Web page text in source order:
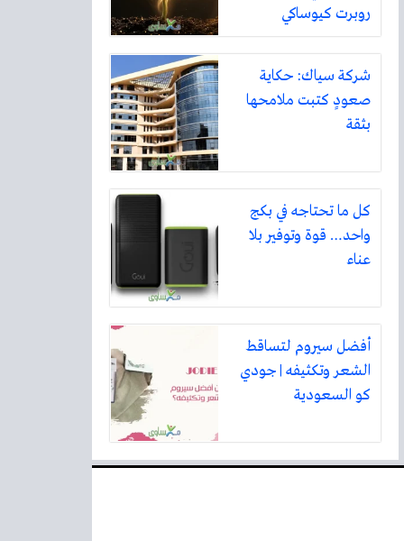
روبرت كيوساكي
شركة سياك: حكاية
صعودٍ كتبت ملامحها
بثقة
كل ما تحتاجه في بكج
واحد… قوة وتوفير بلا
عناء
أفضل سيروم لتساقط
الشعر وتكثيفه | جودي
كو السعودية